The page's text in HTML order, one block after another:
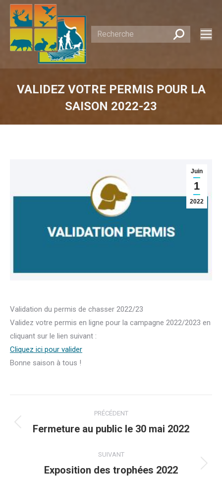
Recherche
:
VALIDEZ VOTRE PERMIS POUR LA
SAISON 2022-23
Juin
1
2022
Validation du permis de chasser 2022/23
Validez votre permis en ligne pour la campagne 2022/2023 en
cliquant sur le lien suivant :
Cliquez ici pour valider
Bonne saison à tous !
article
PRÉCÉDENT
Article
:
Fermeture au public le 30 mai 2022
SUIVANT
Article
Exposition des trophées 2022